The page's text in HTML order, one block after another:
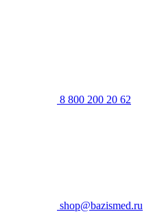
8 800 200 20 62
shop@bazismed.ru